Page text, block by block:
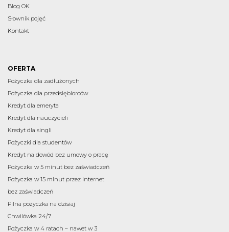
Blog OK
Słownik pojęć
Kontakt
OFERTA
Pożyczka dla zadłużonych
Pożyczka dla przedsiębiorców
Kredyt dla emeryta
Kredyt dla nauczycieli
Kredyt dla singli
Pożyczki dla studentów
Kredyt na dowód bez umowy o pracę
Pożyczka w 5 minut bez zaświadczeń
Pożyczka w 15 minut przez Internet
bez zaświadczeń
Pilna pożyczka na dzisiaj
Chwilówka 24/7
Pożyczka w 4 ratach – nawet w 3